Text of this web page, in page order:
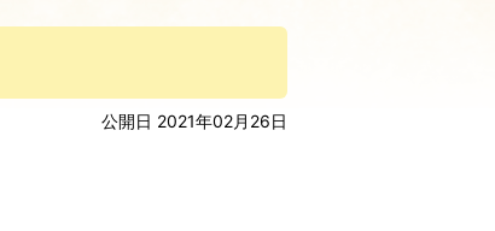
公開日 2021年02月26日